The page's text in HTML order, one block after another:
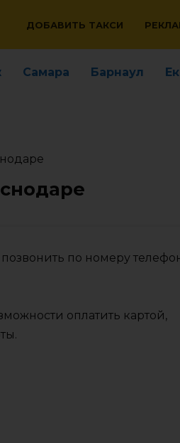
ДОБАВИТЬ ТАКСИ
Самара Барнаул
по номеру
оплатить картой,